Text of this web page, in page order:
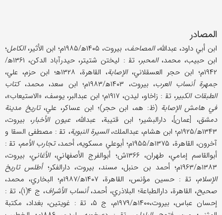
المصادر
ابن أبي داود، عبدالله،المصاحف، بيروت، ۱۴۰۵ه‍/۱۹۸۵م؛ ابن الأثير، الكامل؛
ابن حبيب، محمد،المحبر
، تق‍ : ليختن شتيتر، حيدرآباد الدكن، ۱۳۶۱ه‍/
۱۹۴۲م؛ ابن حجر العسقلاني،
الإصابة، القاهرة، ۱۳۲۸ه‍؛ ابن حزم، علي،
جمهرة أنساب العرب، بيروت، ۱۴۰۳ه‍/۱۹۸۳م؛ ابن سعد، محمد،
كتاب
الطبقات الكبير، تق‍ : زاخاو، ليدن، ۱۹۱۷م؛ ابن عبدالبر، يوسف، «الاستيعاب»،
في هامش الإصابة(ظ: هم‍، ابن حجر)؛ ابن عساكر، علي، تاريخ مدينة
دمشق، [عمان]، دار‌البشير؛ ابن قتيبة، عبدالله،عيون الأخبار، بيروت،
۱۳۴۳ه‍/۱۹۲۵م؛ ابن هشام، عبدالملك،
السيرة النبوية، تق‍ : مصطفى السقا و
آخرون، القاهرة، ۱۳۷۵ه‍/۱۹۵۵م؛ أبوعلي مسكويه، أحمد،
تجارب الأمم، تق‍ :
أبوالقاسم إمامي، طهران، ۱۳۶۶ش؛ أبوالفرج الأصفهاني،
الأغاني، بيروت،
۱۳۸۳ه‍/۱۹۶۳م؛ أحمد بن حنبل،
مسند، بيروت، دارالفكر؛ أطلس تاريخ
الإسلام، تق‍ : حسين مؤنس، القاهرة، ۱۴۰۷ه‍/۱۹۸۷م؛ البخاري، محمد،
صحيح، القاهرة، دارالطباعة؛ البلاذري، أحمد،أنساب الأشراف
، ج ۴(۱)، تق‍ :
إحسان عباس، بيروت،۱۴۰۰ه‍/۱۹۷۹م، ج ۵، تق‍ : غويتين، بغداد، مكتبة